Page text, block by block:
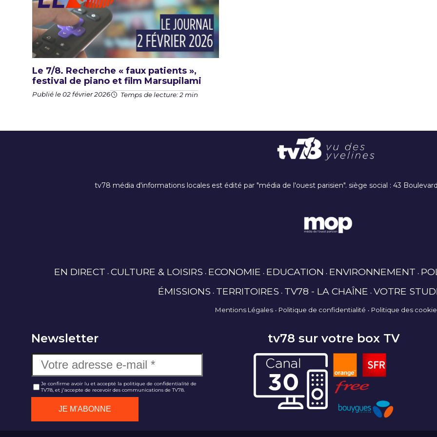
Le 7/8. Recherche « faux patients »,
festival de piano et film Marsupilami
Publié le 02 février 2026 Temps de lecture: 2 min
tv78 média d'informations locales est édité par "média de l'ouest parisien". siège social : 43
EN DIRECT CULTURE & LOISIRS ECONOMIE EDUCATION ENVIRONNEMENT
ÉMISSIONS TERRITOIRES TV78 - LA CHAÎNE VOTRE
Mentions Légales Politique de confidentialité Politique des
Newsletter
Je confirme avoir lu et accepté la politique de confidentialité de
TV78, et j'accepte de recevoir des communications de TV78.
tv78 sur votre box TV